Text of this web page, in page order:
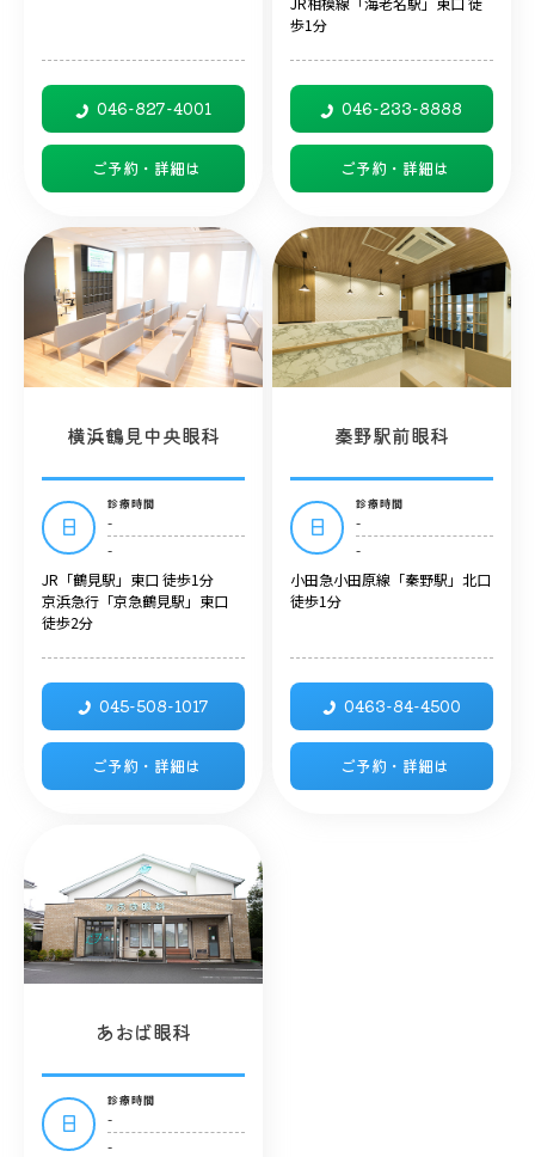
046-827-4001
ご予約・詳細は
歩1分
046-233-8888
ご予約・詳細は
横浜鶴見中央眼科
日
診療時間
-
-
JR「鶴見駅」東口 徒歩1分
京浜急行「京急鶴見駅」東口
徒歩2分
045-508-1017
ご予約・詳細は
秦野駅前眼科
日
診療時間
-
-
小田急小田原線「秦野駅」北口
徒歩1分
0463-84-4500
ご予約・詳細は
あおば眼科
日
診療時間
-
-